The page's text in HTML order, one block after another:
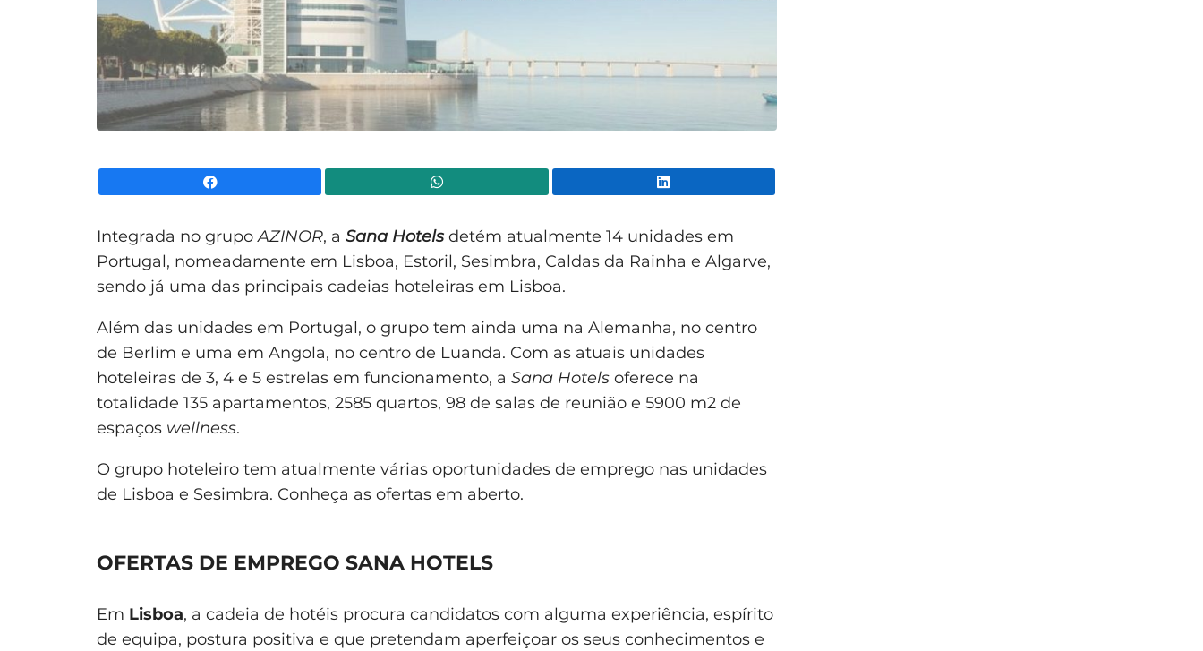
Integrada no grupoAZINOR, a Sana Hotels detém atualmente 14 unidades em
Portugal, nomeadamente em Lisboa, Estoril, Sesimbra, Caldas da Rainha e Algarve,
sendo já uma das principais cadeias hoteleiras em Lisboa.
Além das unidades em Portugal, o grupo tem ainda uma na Alemanha, no centro
de Berlim e uma em Angola, no centro de Luanda. Com as atuais unidades
hoteleiras de 3, 4 e 5 estrelas em funcionamento, a Sana Hotels oferece na
totalidade 135 apartamentos, 2585 quartos, 98 de salas de reunião e 5900 m2 de
espaços wellness.
O grupo hoteleiro tem atualmente várias oportunidades de emprego nas unidades
de Lisboa e Sesimbra. Conheça as ofertas em aberto.
OFERTAS DE EMPREGO SANA HOTELS
Em Lisboa, a cadeia de hotéis procura candidatos com alguma experiência, espírito
de equipa, postura positiva e que pretendam aperfeiçoar os seus conhecimentos e